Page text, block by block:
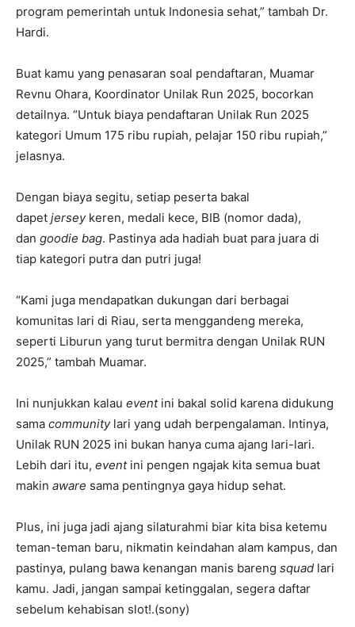
program pemerintah untuk Indonesia sehat,” tambah Dr.
Hardi.
Buat kamu yang penasaran soal pendaftaran, Muamar
Revnu Ohara, Koordinator Unilak Run 2025, bocorkan
detailnya. “Untuk biaya pendaftaran Unilak Run 2025
kategori Umum 175 ribu rupiah, pelajar 150 ribu rupiah,”
jelasnya.
Dengan biaya segitu, setiap peserta bakal
dapet jerseykeren, medali kece, BIB (nomor dada),
dan goodie bag. Pastinya ada hadiah buat para juara di
tiap kategori putra dan putri juga!
“Kami juga mendapatkan dukungan dari berbagai
komunitas lari di Riau, serta menggandeng mereka,
seperti Liburun yang turut bermitra dengan Unilak RUN
2025,” tambah Muamar.
Ini nunjukkan kalau eventini bakal solid karena didukung
sama communitylari yang udah berpengalaman. Intinya,
Unilak RUN 2025 ini bukan hanya cuma ajang lari-lari.
Lebih dari itu, eventini pengen ngajak kita semua buat
makin aware sama pentingnya gaya hidup sehat.
Plus, ini juga jadi ajang silaturahmi biar kita bisa ketemu
teman-teman baru, nikmatin keindahan alam kampus, dan
pastinya, pulang bawa kenangan manis bareng squad lari
kamu. Jadi, jangan sampai ketinggalan, segera daftar
sebelum kehabisan slot!.(sony)